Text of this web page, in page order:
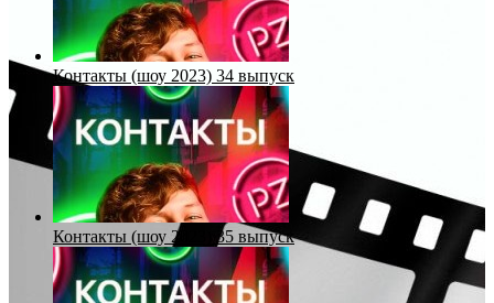
Контакты (шоу 2023) 34 выпуск
Контакты (шоу 2023) 35 выпуск